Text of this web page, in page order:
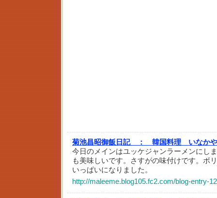
菊池昌昭御飯日記 ：
韓国料理 いなか
今日のメインはユッケジャンラーメンにし
も美味しいです。さすがの味付けです。ボ
いっぱいになりました。
http://maleeme.blog105.fc2.com/blog-entry-